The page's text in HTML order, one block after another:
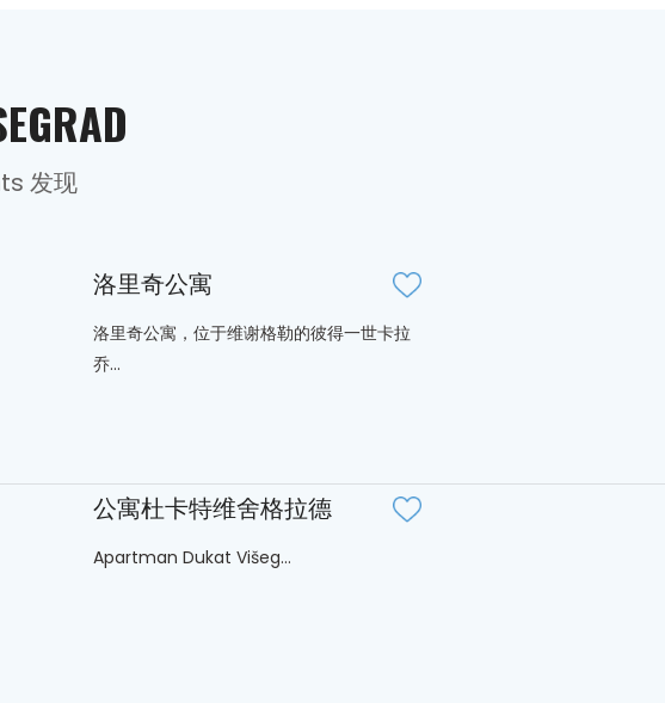
发现
洛里奇公寓
洛里奇公寓，位于维谢格勒的彼得一世卡拉
乔...
公寓杜卡特维舍格拉德
Apartman Dukat Višeg...